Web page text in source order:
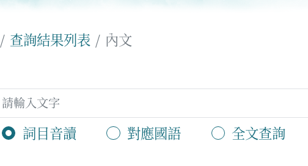
查詢結果列表 內文
詞目音讀 對應國語 全文查詢